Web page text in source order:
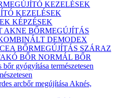
KEZELÉSEK
KEZELÉSEK
KÉPZÉSEK
AKNE BŐRMEGÚJÍTÁS
DEMODEX
BŐRMEGÚJÍTÁS SZÁRAZ
BŐR NORMÁL BŐR
bőr gyógyítása természetesen
arcbőr megújítása Aknés,